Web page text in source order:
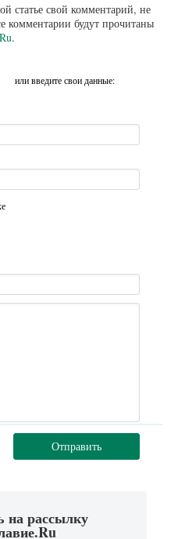
статье свой комментарий, не
будут прочитаны
.
или введите свои данные:
Отправить
на рассылку